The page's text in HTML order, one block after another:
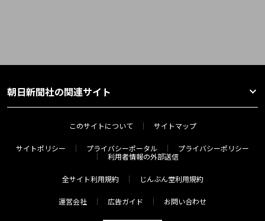
朝日新聞社の関連サイト
このサイトについて サイトマップ
サイトポリシー プライバシーポータル
プライバシーポリシー
利用者情報の外部送信
全サイト利用規約 じんぶん堂利用規約
運営会社 広告ガイド お問い合わせ